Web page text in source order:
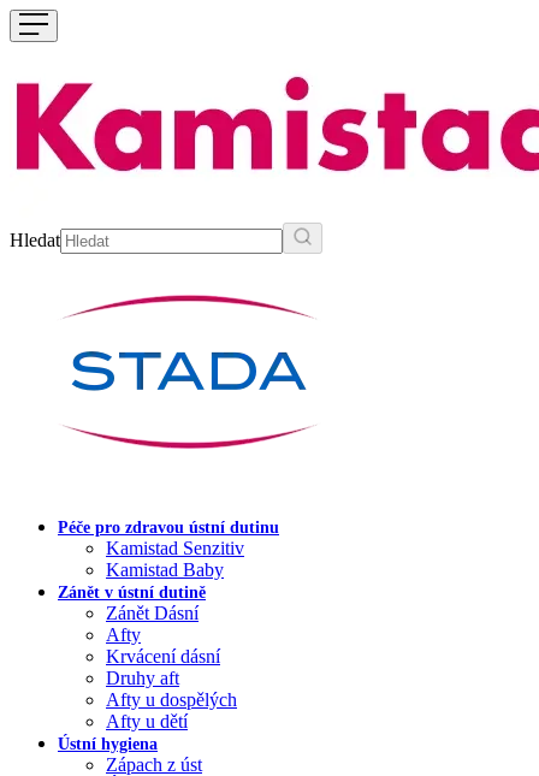
Hledat
Péče pro zdravou ústní dutinu
Kamistad Senzitiv
Kamistad Baby
Zánět v ústní dutině
Zánět Dásní
Afty
Krvácení dásní
Druhy aft
Afty u dospělých
Afty u dětí
Ústní hygiena
Zápach z úst